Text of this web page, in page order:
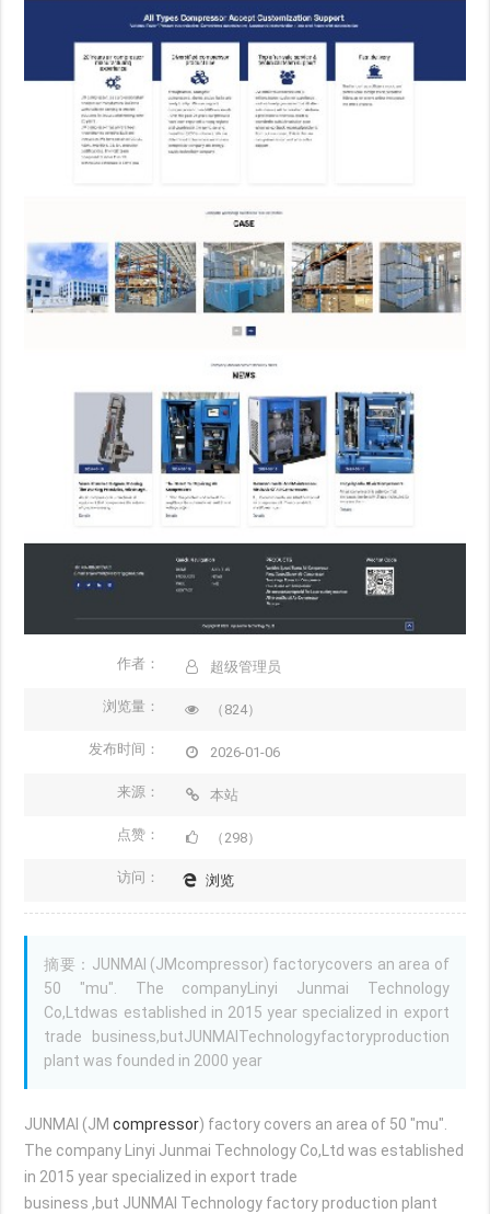
作者： 超级管理员
浏览量： （824）
发布时间： 2026-01-06
来源： 本站
点赞： （298）
访问： 浏览
摘要：JUNMAI (JMcompressor) factorycovers an area of
50 "mu". The companyLinyi Junmai Technology
Co,Ltdwas established in 2015 year specialized in export
trade business,butJUNMAITechnologyfactoryproduction
plant was founded in 2000 year
JUNMAI (JMcompressor) factory covers an area of 50 "mu".
The company Linyi Junmai Technology Co,Ltd was established
in 2015 year specialized in export trade
business ,but JUNMAI Technology factory production plant